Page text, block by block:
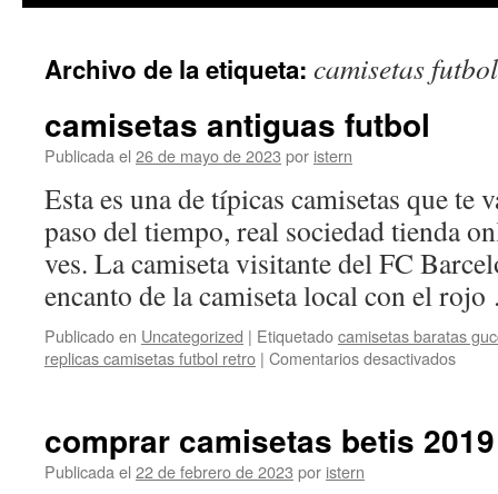
contenido
Archivo de la etiqueta: camisetas
camisetas antiguas futbol
Publicada el 26 de mayo de 2023 por istern
Esta es una de típicas camisetas que te
paso del tiempo, real sociedad tienda
ves. La camiseta visitante del FC
encanto de la camiseta local con el
Publicado en Uncategorized | Etiquetadocamisetas baratas
replicas camisetas futbol retro | Comentarios desactivadosen
comprar camisetas betis 2019
Publicada el 22 de febrero de 2023 por istern